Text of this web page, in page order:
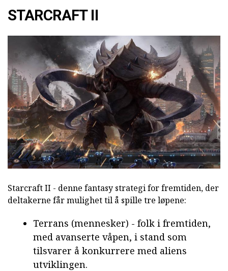
STARCRAFT II
Starcraft II - denne fantasy strategi for fremtiden, der
deltakerne får mulighet til å spille tre løpene:
Terrans (mennesker) - folk i fremtiden,
med avanserte våpen, i stand som
tilsvarer å konkurrere med aliens
utviklingen.